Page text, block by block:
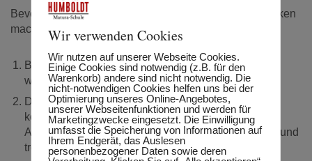
Bevor Sie sich über den Nutzen dieser Technik Gedanken
machen stellen Sie sich folgende Fragen:
Breche ich Tätigkeiten ab, bevor ich damit fertig bin,
weil ich keine Lust mehr darauf habe?
Drücke ich mich vor Arbeiten, die langweilig oder
komplex sind?
Arbeite ich mehrere Stunden am Stück ohne Pause und
trotzdem wird die Arbeit nicht weniger?
Wir verwenden Cookies
Wir nutzen auf unserer Webseite Cookies.
Einige Cookies sind notwendig (z.B. für den
Warenkorb) andere sind nicht notwendig. Die
nicht-notwendigen Cookies helfen uns bei der
Optimierung unseres Online-Angebotes,
unserer Webseitenfunktionen und werden für
Marketingzwecke eingesetzt. Die Einwilligung
umfasst die Speicherung von Informationen auf
Ihrem Endgerät, das Auslesen
personenbezogener Daten sowie deren